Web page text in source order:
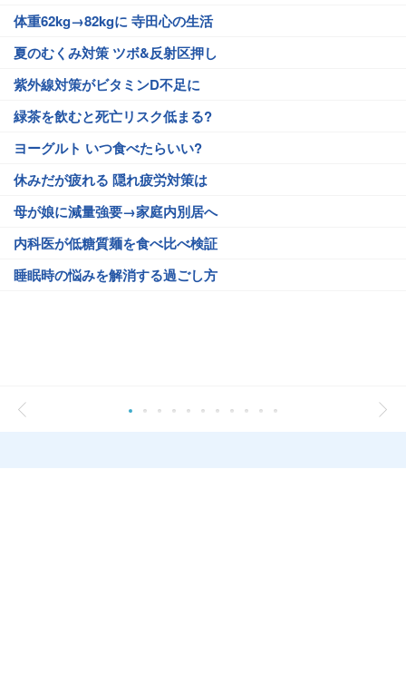
体重62kg→82kgに 寺田心の生活
夏のむくみ対策 ツボ&反射区押し
紫外線対策がビタミンD不足に
緑茶を飲むと死亡リスク低まる?
ヨーグルト いつ食べたらいい?
休みだが疲れる 隠れ疲労対策は
母が娘に減量強要→家庭内別居へ
内科医が低糖質麺を食べ比べ検証
睡眠時の悩みを解消する過ごし方